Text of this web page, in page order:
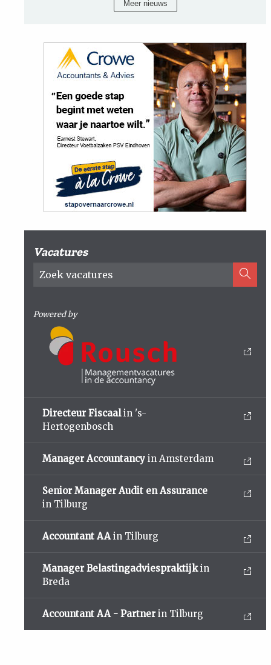
Meer nieuws
Vacatures
Powered by
Directeur Fiscaalin 's-
Hertogenbosch
Manager Accountancy in Amsterdam
Senior Manager Audit en Assurance
in Tilburg
Accountant AA in Tilburg
Manager Belastingadviespraktijkin
Breda
Accountant AA - Partner in Tilburg